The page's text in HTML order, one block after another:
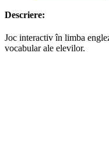
Descriere:
Joc interactiv în limba
vocabular ale elevilor.